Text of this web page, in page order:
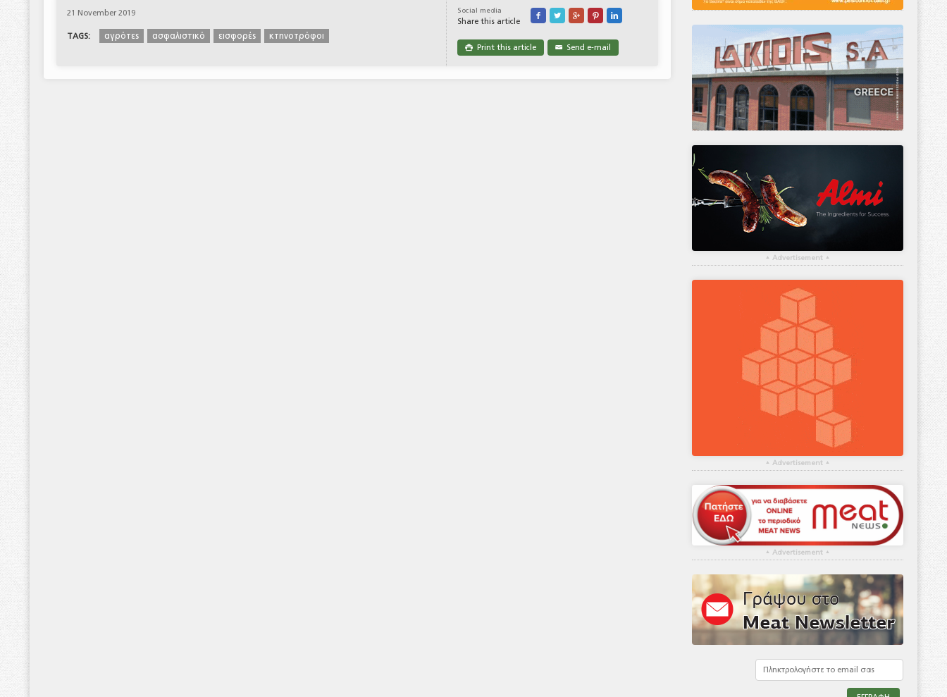
Social media
Share this article
    
 Print this article ✉ Send e-mail
21 November 2019
TAGS: αγρότες ασφαλιστικό εισφορές κτηνοτρόφοι
▴ Advertisement ▴
▴ Advertisement ▴
▴ Advertisement ▴